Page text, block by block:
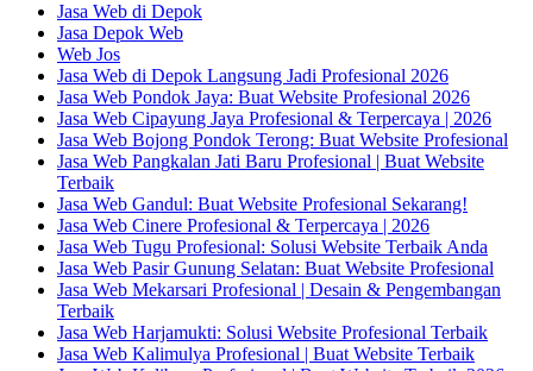
Jasa Web di Depok
Jasa Depok Web
Web Jos
Jasa Web di Depok Langsung Jadi Profesional 2026
Jasa Web Pondok Jaya: Buat Website Profesional 2026
Jasa Web Cipayung Jaya Profesional & Terpercaya | 2026
Jasa Web Bojong Pondok Terong: Buat Website Profesional
Jasa Web Pangkalan Jati Baru Profesional | Buat Website
Terbaik
Jasa Web Gandul: Buat Website Profesional Sekarang!
Jasa Web Cinere Profesional & Terpercaya | 2026
Jasa Web Tugu Profesional: Solusi Website Terbaik Anda
Jasa Web Pasir Gunung Selatan: Buat Website Profesional
Jasa Web Mekarsari Profesional | Desain & Pengembangan
Terbaik
Jasa Web Harjamukti: Solusi Website Profesional Terbaik
Jasa Web Kalimulya Profesional | Buat Website Terbaik